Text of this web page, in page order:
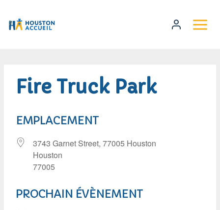
Fire Truck Park
EMPLACEMENT
3743 Garnet Street, 77005 Houston
Houston
77005
PROCHAIN ÉVÈNEMENT